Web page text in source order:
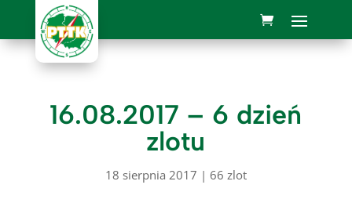
16.08.2017 – 6 dzień
zlotu
18 sierpnia 2017 | 66 zlot